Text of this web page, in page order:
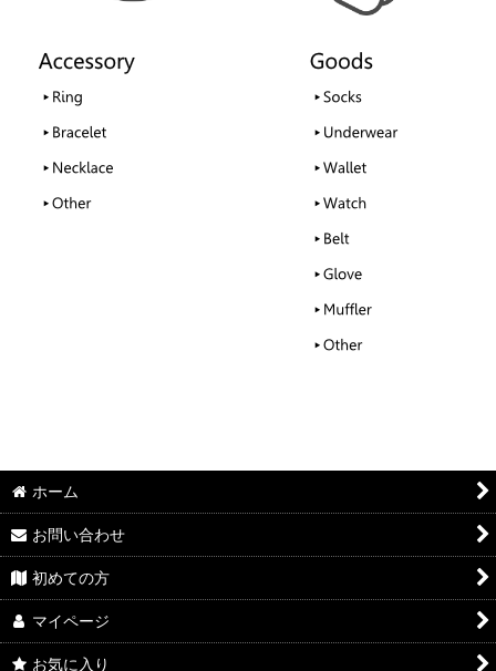
ホーム
お問い合わせ
初めての方
マイページ
お気に入り